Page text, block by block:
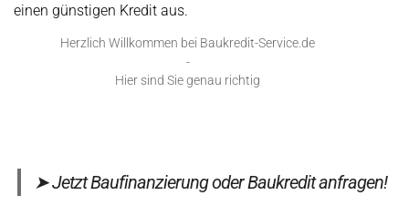
einen günstigen Kredit aus.
Herzlich Willkommen bei Baukredit-Service.de
-
Hier sind Sie genau richtig
➤ Jetzt Baufinanzierung oder Baukredit anfragen!